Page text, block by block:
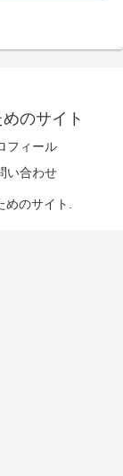
のサイト
フィール
い合わせ
のサイト.